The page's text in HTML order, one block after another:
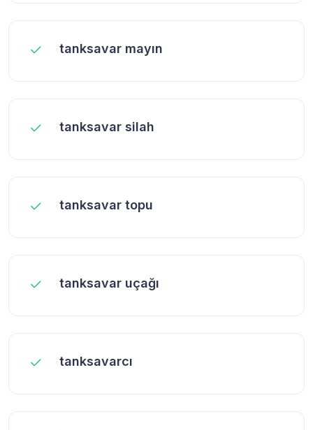
tanksavar mayın
tanksavar silah
tanksavar topu
tanksavar uçağı
tanksavarcı